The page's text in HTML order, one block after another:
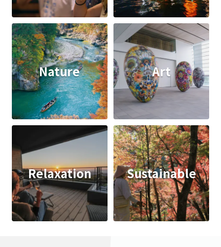
Nature Art
Relaxation Sustainable